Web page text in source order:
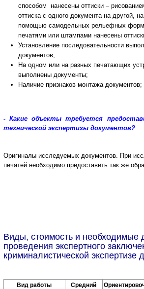
способом нанесены оттиски –
оттиска с одного документа на другой,
помощью самодельных рельефных
печатями или штампами нанесены
Установление последовательности
документов;
На одном или на разных печатающих
выполнены документы;
Наличие признаков монтажа документов;
- Какие объекты требуется
технической экспертизы документов?
Оригиналы исследуемых документов. При
печатей необходимо предоставить так же
Виды, стоимость и необходимые
проведения экспертного
криминалистической экспертизе
Вид работы
Средний